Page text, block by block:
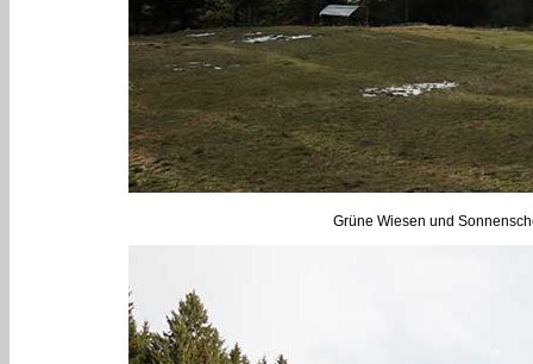
Grüne Wiesen und